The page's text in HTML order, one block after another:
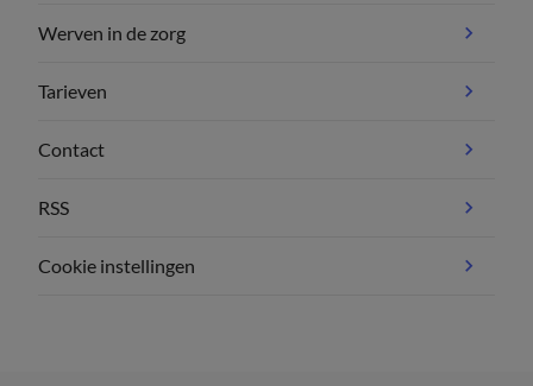
Werven in de zorg
Tarieven
Contact
RSS
Cookie instellingen